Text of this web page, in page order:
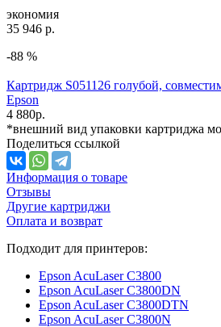
экономия
35 946 р.
-88 %
Картридж S051126 голубой,
Epson
4 880р.
*внешний вид упаковки картриджа
Поделиться ссылкой
Информация о товаре
Отзывы
Другие картриджи
Оплата и возврат
Подходит для принтеров:
Epson AcuLaser C3800
Epson AcuLaser C3800DN
Epson AcuLaser C3800DTN
Epson AcuLaser C3800N